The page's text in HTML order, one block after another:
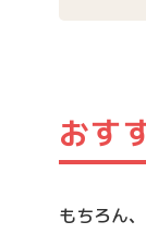
おす
もちろん